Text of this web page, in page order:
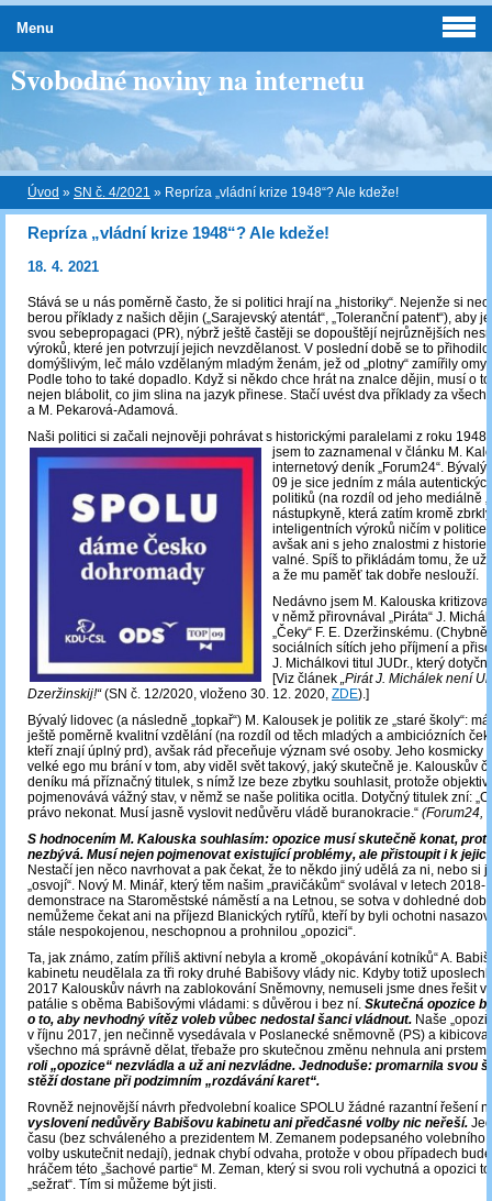
Svobodné noviny na internetu
Úvod » SN č. 4/2021 » Repríza „vládní krize 1948“? Ale kdeže!
Repríza „vládní krize 1948“? Ale kdeže!
18. 4. 2021
Stává se u nás poměrně často, že si politici hrají na „historiky“. Nejenže si
berou příklady z našich dějin („Sarajevský atentát“, „Toleranční patent“), aby
svou sebepropagaci (PR), nýbrž ještě častěji se dopouštějí nejrůznějších
výroků, které jen potvrzují jejich nevzdělanost. V poslední době se to
domýšlivým, leč málo vzdělaným mladým ženám, jež od „plotny“ zamířily
Podle toho to také dopadlo. Když si někdo chce hrát na znalce dějin, musí o
nejen blábolit, co jim slina na jazyk přinese. Stačí uvést dva příklady za
a M. Pekarová-Adamová.
Naši politici si začali nejnověji pohrávat s historickými paralelami z roku
jsem to zaznamenal v článku M.
internetový deník „Forum24“. Bývalý
09 je sice jedním z mála
politiků (na rozdíl od jeho mediálně
nástupkyně, která zatím kromě
inteligentních výroků ničím v politice
avšak ani s jeho znalostmi z historie
valné. Spíš to přikládám tomu, že
a že mu paměť tak dobře neslouží.
Nedávno jsem M. Kalouska
v němž přirovnával „Piráta“ J.
„Čeky“ F. E. Dzeržinskému.
sociálních sítích jeho příjmení a
J. Michálkovi titul JUDr., který
[Viz článek „Pirát J. Michálek není
Dzeržinskij!“(SN č. 12/2020, vloženo 30. 12. 2020, ZDE).]
Bývalý lidovec (a následně „topkař“) M. Kalousek je politik ze „staré školy“:
ještě poměrně kvalitní vzdělání (na rozdíl od těch mladých a ambiciózních
kteří znají úplný prd), avšak rád přeceňuje význam své osoby. Jeho kosmicky
velké ego mu brání v tom, aby viděl svět takový, jaký skutečně je. Kalouskův
deníku má příznačný titulek, s nímž lze beze zbytku souhlasit, protože
pojmenovává vážný stav, v němž se naše politika ocitla. Dotyčný titulek zní:
právo nekonat. Musí jasně vyslovit nedůvěru vládě buranokracie.“ (Forum24,
S hodnocením M. Kalouska souhlasím: opozice musí skutečně konat,
nezbývá. Musí nejen pojmenovat existující problémy, ale přistoupit i k
Nestačí jen něco navrhovat a pak čekat, že to někdo jiný udělá za ni, nebo si
„osvojí“. Nový M. Minář, který těm našim „pravičákům“ svolával v letech 2018-
demonstrace na Staroměstské náměstí a na Letnou, se sotva v dohledné
nemůžeme čekat ani na příjezd Blanických rytířů, kteří by byli ochotni
stále nespokojenou, neschopnou a prohnilou „opozici“.
Ta, jak známo, zatím příliš aktivní nebyla a kromě „okopávání kotníků“ A.
kabinetu neudělala za tři roky druhé Babišovy vlády nic. Kdyby totiž
2017 Kalouskův návrh na zablokování Sněmovny, nemuseli jsme dnes řešit
patálie s oběma Babišovými vládami: s důvěrou i bez ní. Skutečná opozice
o to, aby nevhodný vítěz voleb vůbec nedostal šanci vládnout. Naše
v říjnu 2017, jen nečinně vysedávala v Poslanecké sněmovně (PS) a
všechno má správně dělat, třebaže pro skutečnou změnu nehnula ani prstem.
roli „opozice“ nezvládla a už ani nezvládne. Jednoduše: promarnila svou
stěží dostane při podzimním „rozdávání karet“.
Rovněž nejnovější návrh předvolební koalice SPOLU žádné razantní řešení
vyslovení nedůvěry Babišovu kabinetu ani předčasné volby nic neřeší.
času (bez schváleného a prezidentem M. Zemanem podepsaného volebního
volby uskutečnit nedají), jednak chybí odvaha, protože v obou případech
hráčem této „šachové partie“ M. Zeman, který si svou roli vychutná a opozici
„sežrat“. Tím si můžeme být jisti.
Menu